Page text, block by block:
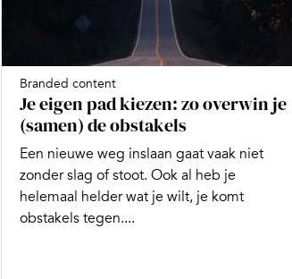
Branded content
Je eigen pad kiezen: zo overwin je
(samen) de obstakels
Een nieuwe weg inslaan gaat vaak niet
zonder slag of stoot. Ook al heb je
helemaal helder wat je wilt, je komt
obstakels tegen....